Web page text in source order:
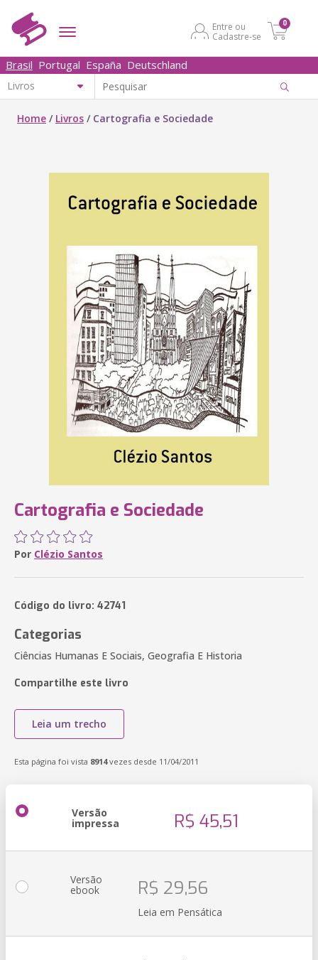
Entre ou
Cadastre-se
0
Brasil Portugal España Deutschland
Home / Livros / Cartografia e Sociedade
Cartografia e Sociedade
Por Clézio Santos
Código do livro: 42741
Categorias
Ciências Humanas E Sociais, Geografia E Historia
Compartilhe este livro
Leia um trecho
Esta página foi vista 8914vezes desde 11/04/2011
Versão
impressa R$ 45,51
Versão
ebook R$ 29,56
Leia em Pensática